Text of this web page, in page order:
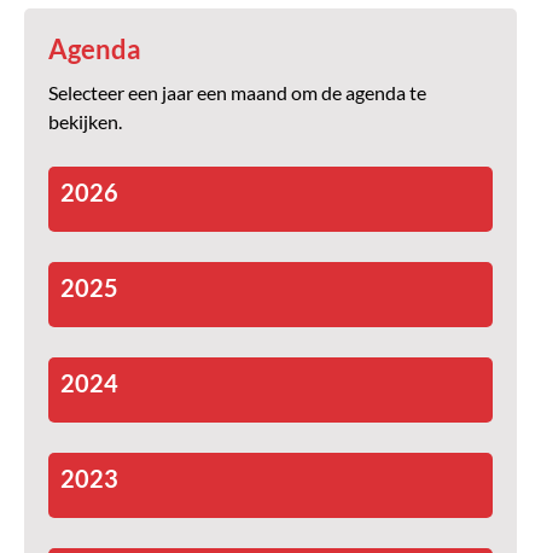
Agenda
Selecteer een jaar een maand om de agenda te
bekijken.
2026
2025
2024
2023